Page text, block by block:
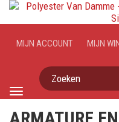
Toggle
MIJN ACCOUNT MIJN
Zoeken